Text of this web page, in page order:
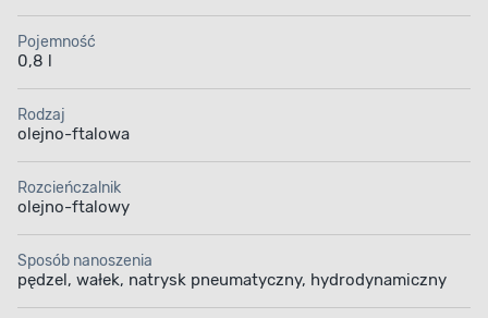
powierzchni.
Pojemność
0,8 l
Rodzaj
olejno-ftalowa
Rozcieńczalnik
olejno-ftalowy
Sposób nanoszenia
pędzel, wałek, natrysk pneumatyczny, hydrodynamiczny